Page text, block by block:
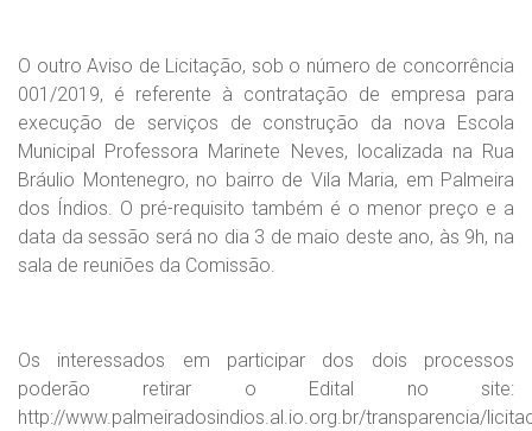
O outro Aviso de Licitação, sob o número de concorrência
001/2019, é referente à contratação de empresa para
execução de serviços de construção da nova Escola
Municipal Professora Marinete Neves, localizada na Rua
Bráulio Montenegro, no bairro de Vila Maria, em Palmeira
dos Índios. O pré-requisito também é o menor preço e a
data da sessão será no dia 3 de maio deste ano, às 9h, na
sala de reuniões da Comissão.
Os interessados em participar dos dois processos
poderão retirar o Edital no site:
http://www.palmeiradosindios.al.io.org.br/transparencia/